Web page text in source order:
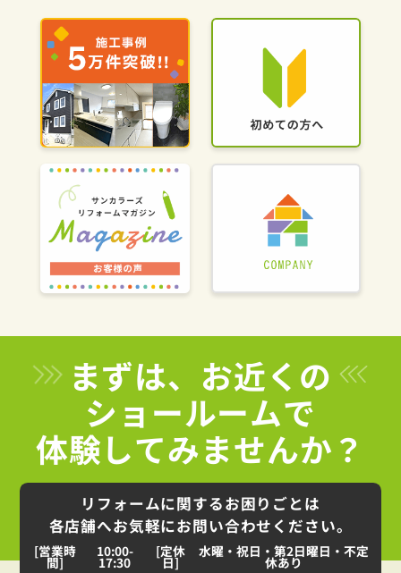
まずは、お近くの
ショールームで
体験してみませんか？
リフォームに関するお困りごとは
各店舗へお気軽にお問い合わせください。
[営業時
間]
10:00-
17:30
[定休
日]
水曜・祝日・第2日曜日・不定
休あり